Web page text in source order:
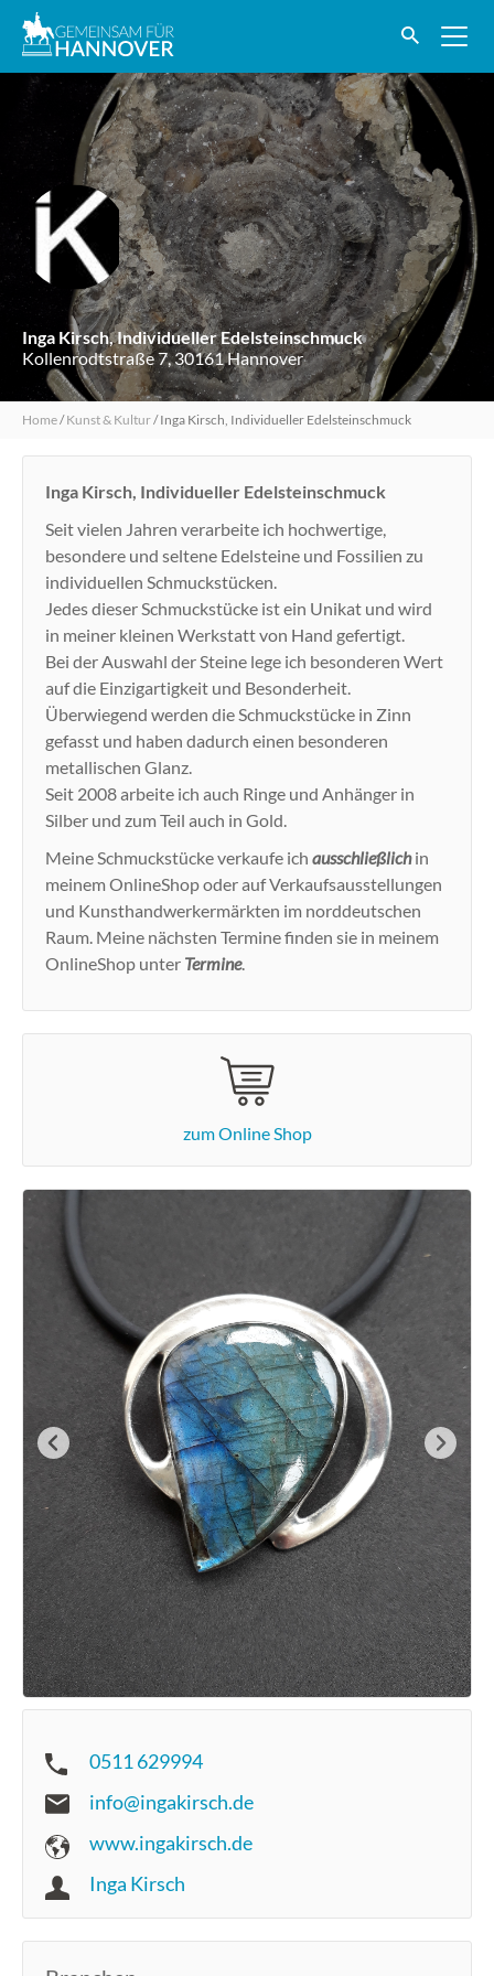
Inga Kirsch, Individueller Edelsteinschmuck
Kollenrodtstraße 7, 30161 Hannover
Home/Kunst & Kultur/Inga Kirsch, Individueller Edelsteinschmuck
Inga Kirsch, Individueller Edelsteinschmuck
Seit vielen Jahren verarbeite ich hochwertige,
besondere und seltene Edelsteine und Fossilien zu
individuellen Schmuckstücken.
Jedes dieser Schmuckstücke ist ein Unikat und wird
in meiner kleinen Werkstatt von Hand gefertigt.
Bei der Auswahl der Steine lege ich besonderen Wert
auf die Einzigartigkeit und Besonderheit.
Überwiegend werden die Schmuckstücke in Zinn
gefasst und haben dadurch einen besonderen
metallischen Glanz.
Seit 2008 arbeite ich auch Ringe und Anhänger in
Silber und zum Teil auch in Gold.
Meine Schmuckstücke verkaufe ich ausschließlichin
meinem OnlineShop oder auf Verkaufsausstellungen
und Kunsthandwerkermärkten im norddeutschen
Raum. Meine nächsten Termine finden sie in meinem
OnlineShop unter Termine.
zum Online Shop
0511 629994
info@ingakirsch.de
www.ingakirsch.de
Inga Kirsch